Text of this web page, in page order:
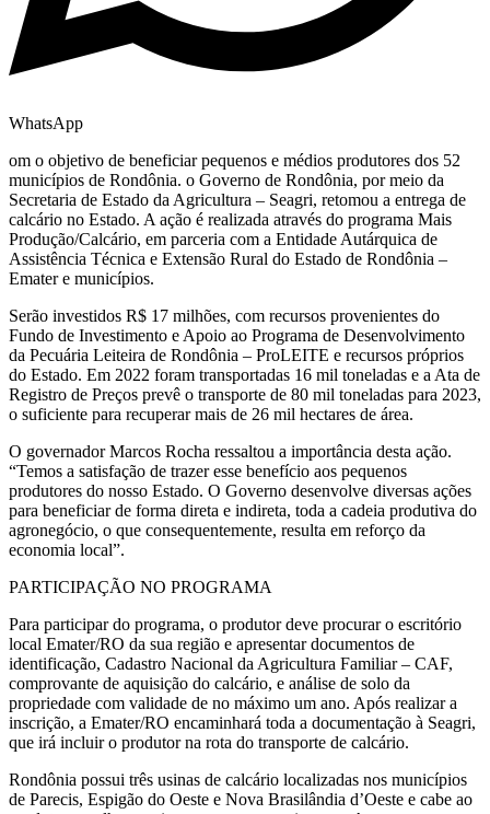
WhatsApp
om o objetivo de beneficiar pequenos e médios produtores dos 52
municípios de Rondônia. o Governo de Rondônia, por meio da
Secretaria de Estado da Agricultura – Seagri, retomou a entrega de
calcário no Estado. A ação é realizada através do programa Mais
Produção/Calcário, em parceria com a Entidade Autárquica de
Assistência Técnica e Extensão Rural do Estado de Rondônia –
Emater e municípios.
Serão investidos R$ 17 milhões, com recursos provenientes do
Fundo de Investimento e Apoio ao Programa de Desenvolvimento
da Pecuária Leiteira de Rondônia – ProLEITE e recursos próprios
do Estado. Em 2022 foram transportadas 16 mil toneladas e a Ata de
Registro de Preços prevê o transporte de 80 mil toneladas para 2023,
o suficiente para recuperar mais de 26 mil hectares de área.
O governador Marcos Rocha ressaltou a importância desta ação.
“Temos a satisfação de trazer esse benefício aos pequenos
produtores do nosso Estado. O Governo desenvolve diversas ações
para beneficiar de forma direta e indireta, toda a cadeia produtiva do
agronegócio, o que consequentemente, resulta em reforço da
economia local”.
PARTICIPAÇÃO NO PROGRAMA
Para participar do programa, o produtor deve procurar o escritório
local Emater/RO da sua região e apresentar documentos de
identificação, Cadastro Nacional da Agricultura Familiar – CAF,
comprovante de aquisição do calcário, e análise de solo da
propriedade com validade de no máximo um ano. Após realizar a
inscrição, a Emater/RO encaminhará toda a documentação à Seagri,
que irá incluir o produtor na rota do transporte de calcário.
Rondônia possui três usinas de calcário localizadas nos municípios
de Parecis, Espigão do Oeste e Nova Brasilândia d’Oeste e cabe ao